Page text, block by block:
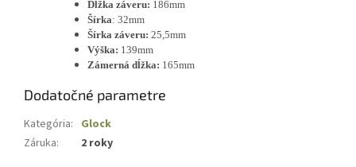
Dĺžka záveru: 186mm
Šírka: 32mm
Šírka záveru: 25,5mm
Výška: 139mm
Zámerná dĺžka: 165mm
Dodatočné parametre
Kategória: Glock
Záruka: 2 roky